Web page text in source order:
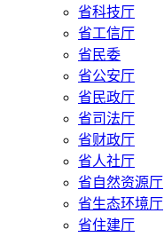
省科技厅
省工信厅
省民委
省公安厅
省民政厅
省司法厅
省财政厅
省人社厅
省自然资源厅
省生态环境厅
省住建厅